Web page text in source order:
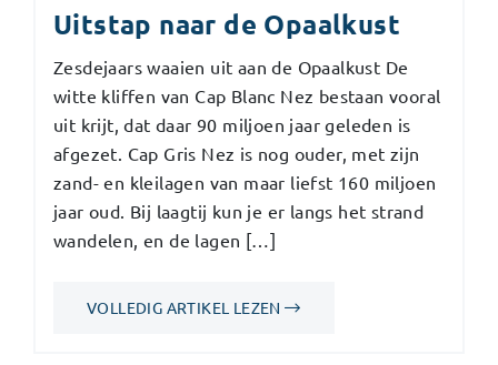
Uitstap naar de Opaalkust
Zesdejaars waaien uit aan de Opaalkust De
witte kliffen van Cap Blanc Nez bestaan vooral
uit krijt, dat daar 90 miljoen jaar geleden is
afgezet. Cap Gris Nez is nog ouder, met zijn
zand- en kleilagen van maar liefst 160 miljoen
jaar oud. Bij laagtij kun je er langs het strand
wandelen, en de lagen […]
VOLLEDIG ARTIKEL LEZEN